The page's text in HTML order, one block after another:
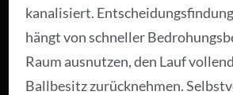
kanalisiert.
hängt von schneller
Raum ausnutzen, den Lauf
Ballbesitz zurücknehmen.